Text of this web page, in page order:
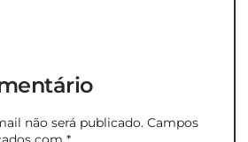
não será publicado. Campos